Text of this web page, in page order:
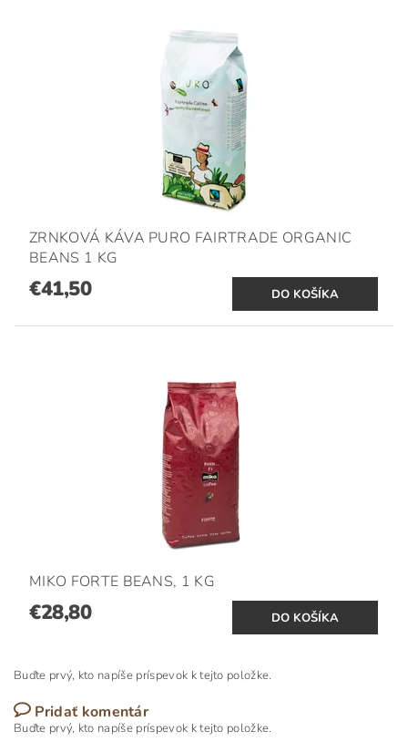
ZRNKOVÁ KÁVA PURO FAIRTRADE ORGANIC
BEANS 1 KG
€41,50
MIKO FORTE BEANS, 1 KG
€28,80
Buďte prvý, kto napíše príspevok k tejto položke.
Pridať komentár
Buďte prvý, kto napíše príspevok k tejto položke.